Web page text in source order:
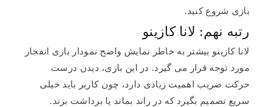
بازی شروع کنید.
رتبه نهم: لانا کازینو
لانا کازینو بیشتر به خاطر نمایش واضح نمودار بازی انفجار
مورد توجه قرار می گیرد. در این بازی، دیدن درست
حرکت ضریب اهمیت زیادی دارد، چون کاربر باید خیلی
سریع تصمیم بگیرد که در راند بماند یا برداشت بزند.